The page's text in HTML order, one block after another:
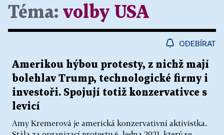
Téma: volby USA
ODEBÍRAT
Amerikou hýbou protesty, z nichž mají
bolehlav Trump, technologické firmy i
investoři. Spojují totiž konzervativce s
levicí
Amy Kremerová je americká konzervativní aktivistka.